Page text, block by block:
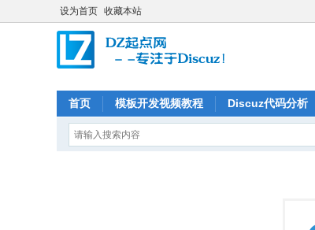
设为首页 收藏本站
首页 模板开发视频教程 Discuz代码分析